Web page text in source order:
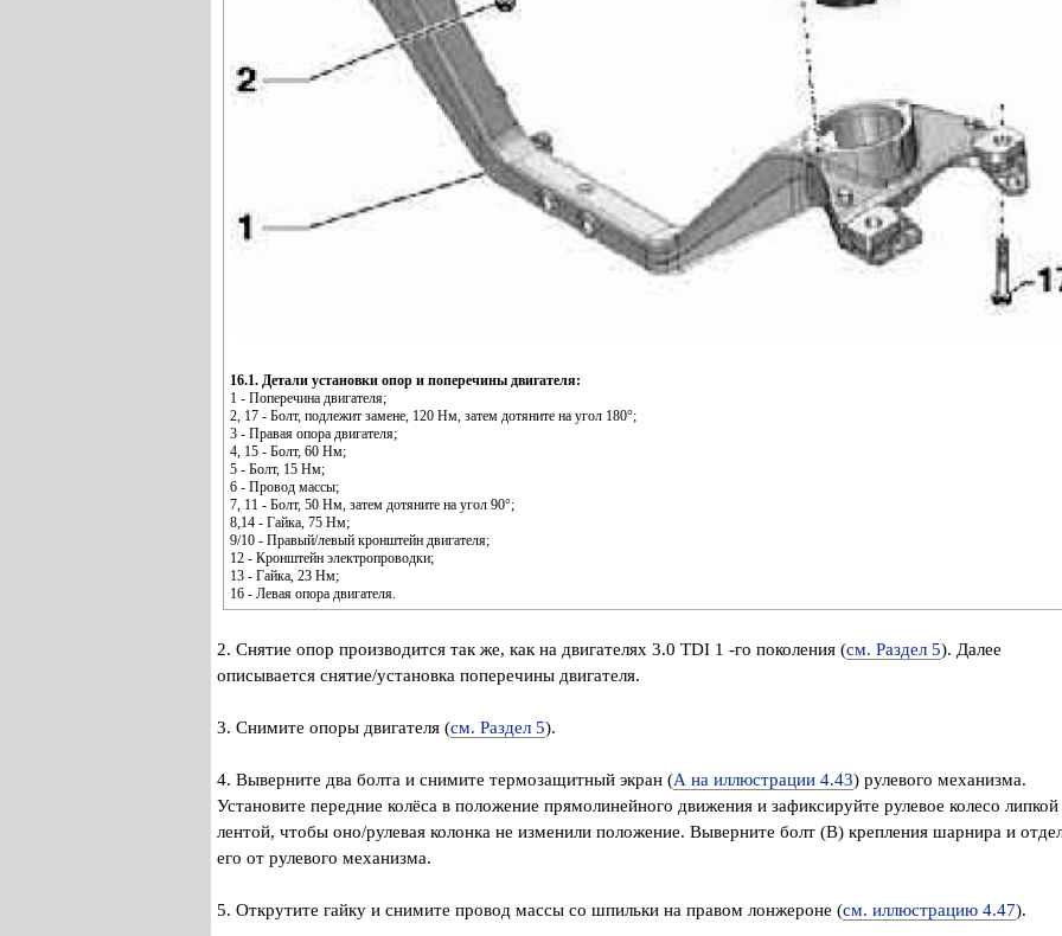
16.1. Детали установки опор и поперечины двигателя:
1 - Поперечина двигателя;
2, 17 - Болт, подлежит замене, 120 Нм, затем дотяните на угол 180°;
3 - Правая опора двигателя;
4, 15 - Болт, 60 Нм;
5 - Болт, 15 Нм;
6 - Провод массы;
7, 11 - Болт, 50 Нм, затем дотяните на угол 90°;
8,14 - Гайка, 75 Нм;
9/10 - Правый/левый кронштейн двигателя;
12 - Кронштейн электропроводки;
13 - Гайка, 23 Нм;
16 - Левая опора двигателя.
2. Снятие опор производится так же, как на двигателях 3.0 TDI 1 -го поколения (см. Раздел 5). Далее
описывается снятие/установка поперечины двигателя.
3. Снимите опоры двигателя (см. Раздел 5).
4. Выверните два болта и снимите термозащитный экран (А на иллюстрации 4.43) рулевого механизма.
Установите передние колёса в положение прямолинейного движения и зафиксируйте рулевое колесо липкой
лентой, чтобы оно/рулевая колонка не изменили положение. Выверните болт (В) крепления шарнира и
его от рулевого механизма.
5. Открутите гайку и снимите провод массы со шпильки на правом лонжероне (см. иллюстрацию 4.47).